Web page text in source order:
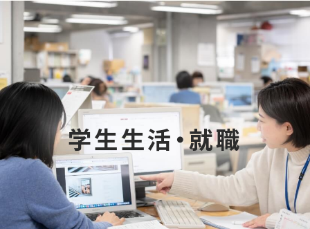
大学概要
学部学科
大学院
学生生活・就職